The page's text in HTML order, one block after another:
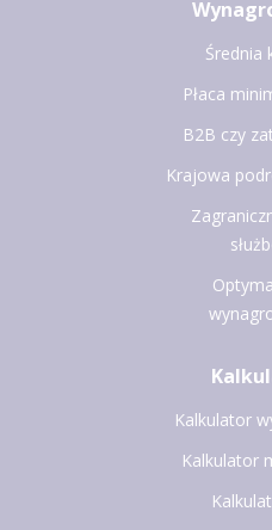
Średnia
Płaca
B2B czy
Krajowa
Kalkulator
Kalkulator